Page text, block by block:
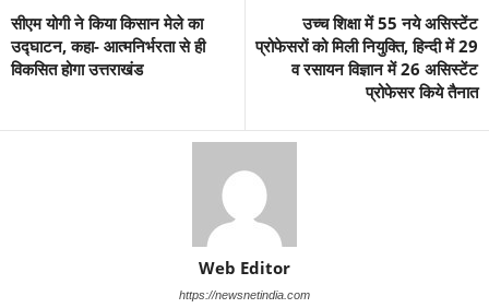
सीएम योगी ने किया किसान मेले का
उद्घाटन, कहा- आत्मनिर्भरता से ही
विकसित होगा उत्तराखंड
उच्च शिक्षा में 55 नये असिस्टेंट
प्रोफेसरों को मिली नियुक्ति, हिन्दी में 29
व रसायन विज्ञान में 26 असिस्टेंट
प्रोफेसर किये तैनात
Web Editor
https://newsnetindia.com